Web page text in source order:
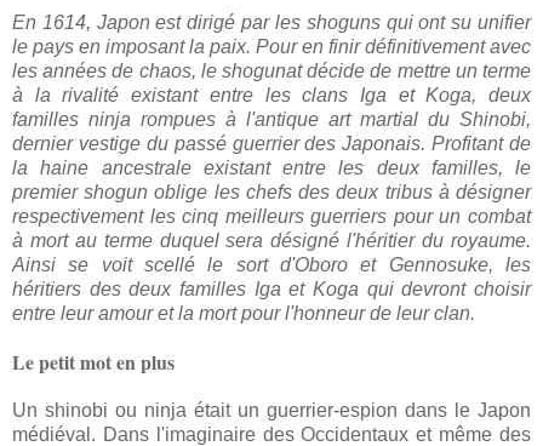
En 1614, Japon est dirigé par les shoguns qui ont su unifier
le pays en imposant la paix. Pour en finir définitivement avec
les années de chaos, le shogunat décide de mettre un terme
à la rivalité existant entre les clans Iga et Koga, deux
familles ninja rompues à l'antique art martial du Shinobi,
dernier vestige du passé guerrier des Japonais. Profitant de
la haine ancestrale existant entre les deux familles, le
premier shogun oblige les chefs des deux tribus à désigner
respectivement les cinq meilleurs guerriers pour un combat
à mort au terme duquel sera désigné l'héritier du royaume.
Ainsi se voit scellé le sort d'Oboro et Gennosuke, les
héritiers des deux familles Iga et Koga qui devront choisir
entre leur amour et la mort pour l'honneur de leur clan.
Le petit mot en plus
Un shinobi ou ninja était un guerrier-espion dans le Japon
médiéval. Dans l'imaginaire des Occidentaux et même des